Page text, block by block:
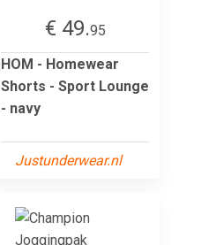
€ 49.95
HOM - Homewear
Shorts - Sport Lounge
- navy
Justunderwear.nl